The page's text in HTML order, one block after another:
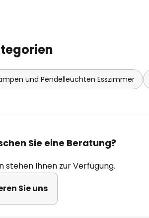
und Pendelleuchten Esszimmer
Sie eine Beratung?
stehen Ihnen zur Verfügung.
Sie uns